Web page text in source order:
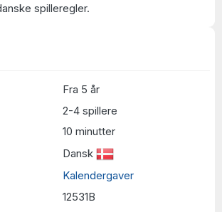
Fra 5 år
2-4 spillere
10 minutter
Dansk
Kalendergaver
12531B
spilleregler.